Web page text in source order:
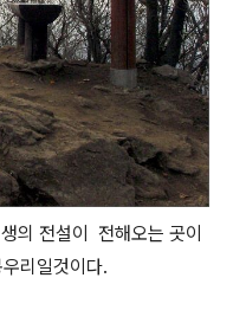
의 전설이 전해오는 곳이
리일것이다.